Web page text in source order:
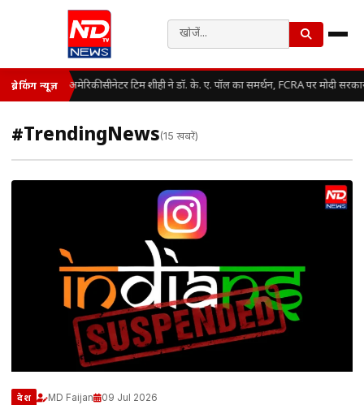
ब्रेकिंग न्यूज़ अमेरिकी सीनेटर टिम शीही ने डॉ. के. ए. पॉल का समर्थन, FCRA पर मोदी
#TrendingNews(15 खबरें)
देश MD Faijan 09 Jul 2026